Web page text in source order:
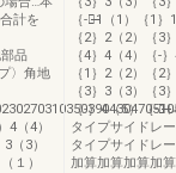
計を
品
〉角地
（4）
（3）
１）
｛-｝̶̶̶̶̶̶1（1）｛1
｛2｝2（2）｛3
｛4｝4（4）｛-
｛1｝2（2）｛2
｛3｝3（3）｛3
｛-｝4（5）｛-
タイプサイドレ
タイプサイドレ
加算加算加算加